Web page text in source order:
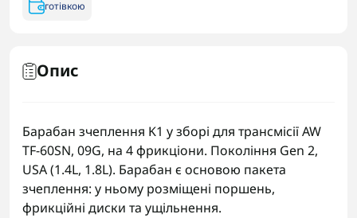
готівкою
Опис
Барабан зчеплення K1 у зборі для трансмісії AW
TF-60SN, 09G, на 4 фрикціони. Покоління Gen 2,
USA (1.4L, 1.8L). Барабан є основою пакета
зчеплення: у ньому розміщені поршень,
фрикційні диски та ущільнення.